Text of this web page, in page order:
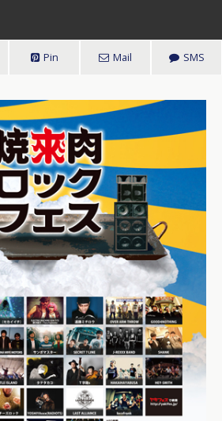
Pin Mail SMS